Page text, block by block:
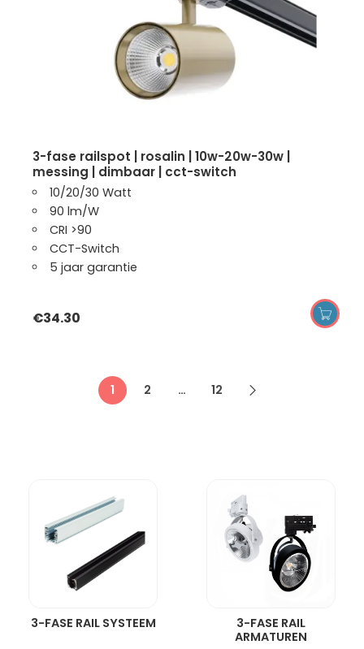
3-fase railspot | rosalin | 10w-20w-30w |
messing | dimbaar | cct-switch
10/20/30 Watt
90 lm/W
CRI >90
CCT-Switch
5 jaar garantie
€34.30
1 2 … 12
3-FASE RAIL SYSTEEM
3-FASE RAIL
ARMATUREN